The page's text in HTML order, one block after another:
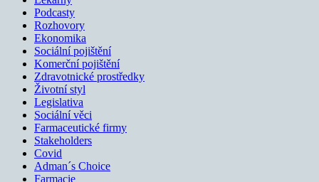
Podcasty
Rozhovory
Ekonomika
Sociální pojištění
Komerční pojištění
Zdravotnické prostředky
Životní styl
Legislativa
Sociální věci
Farmaceutické firmy
Stakeholders
Covid
Adman´s Choice
Farmacie